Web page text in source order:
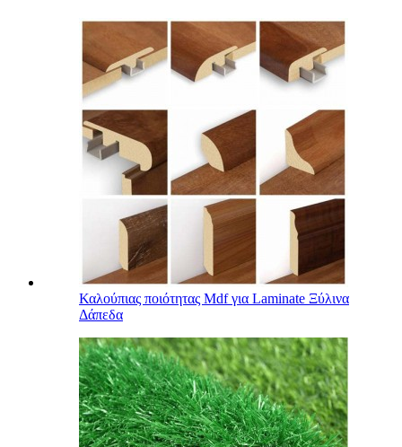
Καλούπιας ποιότητας Mdf για Laminate Ξύλινα
Δάπεδα